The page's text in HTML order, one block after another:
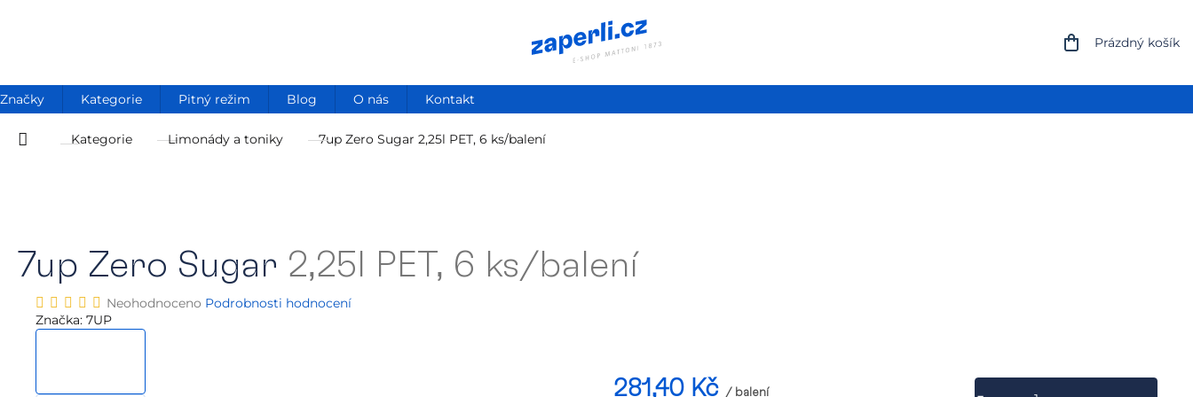
NÁKUPNÍ
Prázdný košík
Značky Kategorie Pitný režim Blog O nás Kontakt
DomůKategorie Limonády a toniky 7up Zero Sugar 2,25l PET, 6 ks/balení
7up Zero Sugar 2,25l PET, 6 ks/balení
Průměrné
hodnocení
produktu
Neohodnoceno Podrobnosti hodnocení
Značka: 7UP
281,40 Kč / balení